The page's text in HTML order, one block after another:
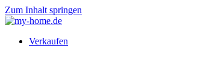
Zum Inhalt springen
Verkaufen